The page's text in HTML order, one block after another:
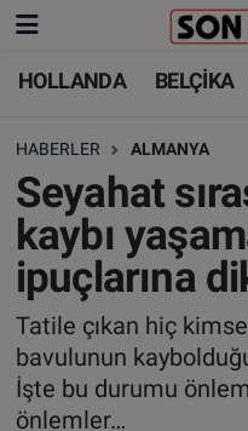
HOLLANDA BELÇİKA
HABERLER ALMANYA
Seyahat
kaybı
ipuçlarına
Tatile çıkan hiç
bavulunun
İşte bu durumu
önlemler…
HOLLANDA
BELÇİKA
ALMANYA
FRANSA
AVUSTURYA
SAĞLIK - YAŞAM
HOLLANDA
BELÇİKA
ALMANYA
TÜRKİYE
DÜNYA
BİLİM-TEKNOLOJİ
Nöbetçi Eczaneler
Hava Durumu
Trafik Durumu
Süper Lig Puan
Tüm Manşetler
Son Dakika